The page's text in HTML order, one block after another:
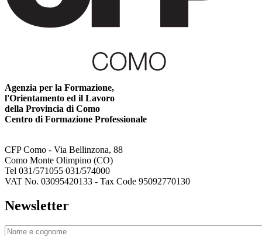
Agenzia per la Formazione,
l'Orientamento ed il Lavoro
della Provincia di Como
Centro di Formazione Professionale
CFP Como - Via Bellinzona, 88
Como Monte Olimpino (CO)
Tel 031/571055 031/574000
VAT No. 03095420133 - Tax Code 95092770130
Newsletter